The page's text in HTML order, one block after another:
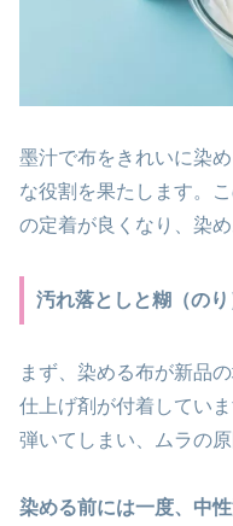
墨汁で布をきれいに染
な役割を果たします。
の定着が良くなり、染
汚れ落としと糊（のり
まず、染める布が新品
仕上げ剤が付着してい
弾いてしまい、ムラの原
染める前には一度、中